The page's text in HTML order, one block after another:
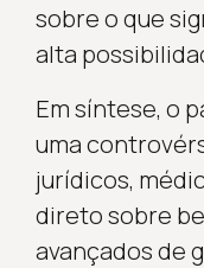
sobre o que
alta
Em síntese, o
uma
jurídicos,
direto sobre
avançados de